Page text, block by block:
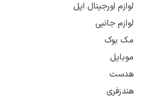
لوازم اورجینال اپل
لوازم جانبی
مک بوک
موبایل
هدست
هندزفری